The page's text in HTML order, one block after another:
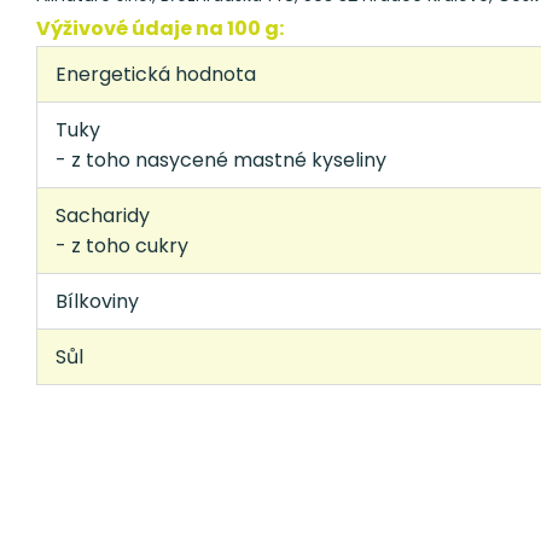
Výživové údaje na 100 g:
Energetická hodnota
Tuky
- z toho nasycené mastné kyseliny
Sacharidy
- z toho cukry
Bílkoviny
Sůl